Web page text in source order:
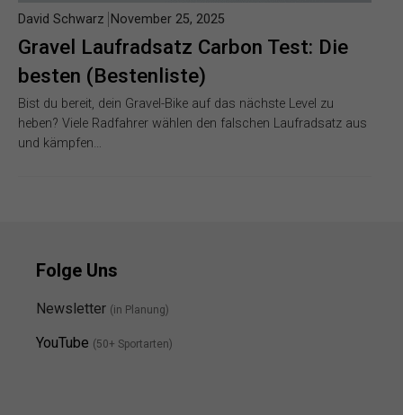
Gravel Laufradsatz Carbon Test: Die
besten (Bestenliste)
David Schwarz November 25, 2025
Bist du bereit, dein Gravel-Bike auf das nächste Level zu
heben? Viele Radfahrer wählen den falschen Laufradsatz aus
und kämpfen…
Folge Uns
Newsletter (in Planung)
YouTube (50+ Sportarten)